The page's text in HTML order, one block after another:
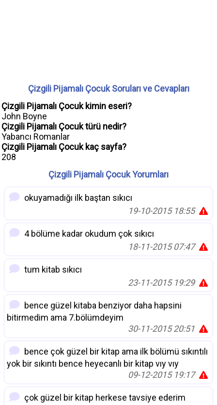
Çizgili Pijamalı Çocuk Soruları ve Cevapları
Çizgili Pijamalı Çocuk kimin eseri?
John Boyne
Çizgili Pijamalı Çocuk türü nedir?
Yabancı Romanlar
Çizgili Pijamalı Çocuk kaç sayfa?
208
Çizgili Pijamalı Çocuk Yorumları
okuyamadığı ilk baştan sıkıcı
19-10-2015 18:55
4 bölüme kadar okudum çok sıkıcı
18-11-2015 07:47
tum kitab sıkıcı
23-11-2015 19:29
bence güzel kitaba benziyor daha hapsini
bitirmedim ama 7.bölümdeyim
30-11-2015 20:51
bence çok güzel bir kitap ama ilk bölümü sıkıntılı
yok bir sıkıntı bence heyecanlı bir kitap vıy vıy
09-12-2015 19:17
çok güzel bir kitap herkese tavsiye ederim